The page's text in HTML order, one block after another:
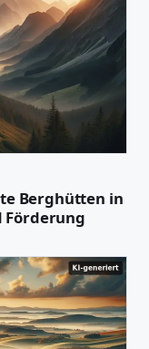
Berghütten in
Förderung